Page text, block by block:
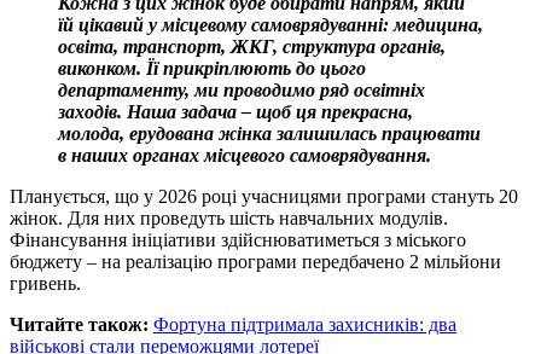
їй цікавий у місцевому самоврядуванні: медицина,
освіта, транспорт, ЖКГ, структура органів,
виконком. Її прикріплюють до цього
департаменту, ми проводимо ряд освітніх
заходів. Наша задача – щоб ця прекрасна,
молода, ерудована жінка залишилась працювати
в наших органах місцевого самоврядування.
Планується, що у 2026 році учасницями програми стануть 20
жінок. Для них проведуть шість навчальних модулів.
Фінансування ініціативи здійснюватиметься з міського
бюджету – на реалізацію програми передбачено 2 мільйони
гривень.
Читайте також: Фортуна підтримала захисників: два
військові стали переможцями лотереї